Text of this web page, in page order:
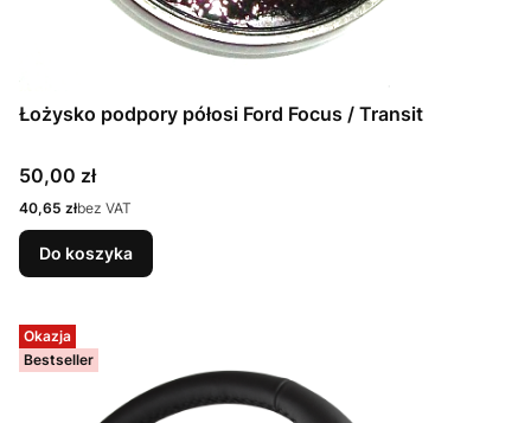
Łożysko podpory półosi Ford Focus / Transit
Cena
50,00 zł
Cena
40,65 złbez VAT
Do koszyka
Okazja
Bestseller